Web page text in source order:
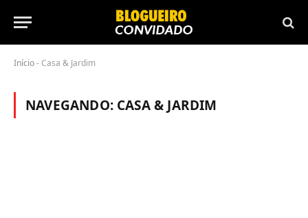
Início-Casa & Jardim
NAVEGANDO: CASA & JARDIM